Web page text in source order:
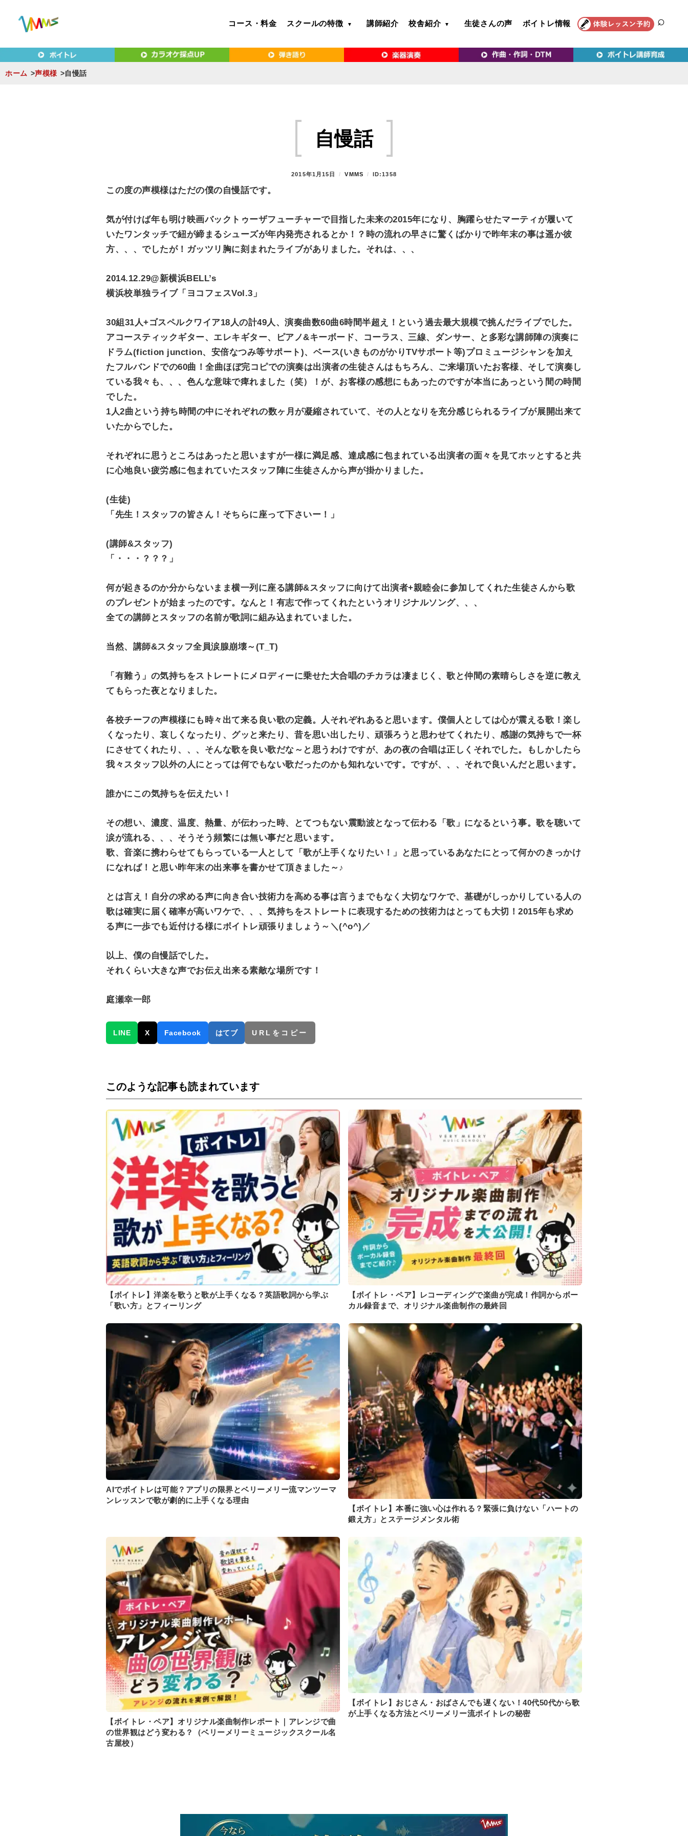
東京（新宿・八王子）・横浜・名古屋・京都で「本気」になれるボイトレ教室｜VERY MERRY
MUSIC SCHOOL（ベリーメリー）
東京（新宿・八王子）・横浜・名古屋・京都で「本気」になれるボイトレ教室｜VERY MERRY MUSIC SCHOOL（ベリーメリー）
コース・料金 スクールの特徴 講師紹介 校舎紹介 生徒さんの声 ボイトレ情報
ホーム 声模様 自慢話
自慢話
P
D
O
2015年1月15日
B
VMMS ID:1358
この度の声模様はただの僕の自慢話です。
気が付けば年も明け映画バックトゥーザフューチャーで目指した未来の2015年になり、胸躍らせたマーティが履いて
いたワンタッチで紐が締まるシューズが年内発売されるとか！？時の流れの早さに驚くばかりで昨年末の事は遥か彼
方、、、でしたが！ガッツリ胸に刻まれたライブがありました。それは、、、
2014.12.29@新横浜BELL’s
横浜校単独ライブ「ヨコフェスVol.3」
30組31人+ゴスペルクワイア18人の計49人、演奏曲数60曲6時間半超え！という過去最大規模で挑んだライブでした。
アコースティックギター、エレキギター、ピアノ&キーボード、コーラス、三線、ダンサー、と多彩な講師陣の演奏に
ドラム(fiction junction、安倍なつみ等サポート)、ベース(いきものがかりTVサポート等)プロミュージシャンを加え
たフルバンドでの60曲！全曲ほぼ完コピでの演奏は出演者の生徒さんはもちろん、ご来場頂いたお客様、そして演奏し
ている我々も、、、色んな意味で痺れました（笑）！が、お客様の感想にもあったのですが本当にあっという間の時間
でした。
1人2曲という持ち時間の中にそれぞれの数ヶ月が凝縮されていて、その人となりを充分感じられるライブが展開出来て
いたからでした。
それぞれに思うところはあったと思いますが一様に満足感、達成感に包まれている出演者の面々を見てホッとすると共
に心地良い疲労感に包まれていたスタッフ陣に生徒さんから声が掛かりました。
(生徒)
「先生！スタッフの皆さん！そちらに座って下さいー！」
(講師&スタッフ)
「・・・？？？」
何が起きるのか分からないまま横一列に座る講師&スタッフに向けて出演者+親睦会に参加してくれた生徒さんから歌
のプレゼントが始まったのです。なんと！有志で作ってくれたというオリジナルソング、、、
全ての講師とスタッフの名前が歌詞に組み込まれていました。
当然、講師&スタッフ全員涙腺崩壊～(T_T)
「有難う」の気持ちをストレートにメロディーに乗せた大合唱のチカラは凄まじく、歌と仲間の素晴らしさを逆に教え
てもらった夜となりました。
各校チーフの声模様にも時々出て来る良い歌の定義。人それぞれあると思います。僕個人としては心が震える歌！楽し
くなったり、哀しくなったり、グッと来たり、昔を思い出したり、頑張ろうと思わせてくれたり、感謝の気持ちで一杯
にさせてくれたり、、、そんな歌を良い歌だな～と思うわけですが、あの夜の合唱は正しくそれでした。もしかしたら
我々スタッフ以外の人にとっては何でもない歌だったのかも知れないです。ですが、、、それで良いんだと思います。
誰かにこの気持ちを伝えたい！
その想い、濃度、温度、熱量、が伝わった時、とてつもない震動波となって伝わる「歌」になるという事。歌を聴いて
涙が流れる、、、そうそう頻繁には無い事だと思います。
歌、音楽に携わらせてもらっている一人として「歌が上手くなりたい！」と思っているあなたにとって何かのきっかけ
になれば！と思い昨年末の出来事を書かせて頂きました～♪
とは言え！自分の求める声に向き合い技術力を高める事は言うまでもなく大切なワケで、基礎がしっかりしている人の
歌は確実に届く確率が高いワケで、、、気持ちをストレートに表現するための技術力はとっても大切！2015年も求め
る声に一歩でも近付ける様にボイトレ頑張りましょう～＼(^o^)／
以上、僕の自慢話でした。
それくらい大きな声でお伝え出来る素敵な場所です！
庭瀬幸一郎
LINE X Facebook はてブ URLをコピー
このような記事も読まれています
【ボイトレ】洋楽を歌うと歌が上手くなる？英語歌詞から学ぶ
「歌い方」とフィーリング
【ボイトレ・ペア】レコーディングで楽曲が完成！作詞からボー
カル録音まで、オリジナル楽曲制作の最終回
AIでボイトレは可能？アプリの限界とベリーメリー流マンツーマ
ンレッスンで歌が劇的に上手くなる理由
【ボイトレ】本番に強い心は作れる？緊張に負けない「ハートの
鍛え方」とステージメンタル術
【ボイトレ・ペア】オリジナル楽曲制作レポート｜アレンジで曲
の世界観はどう変わる？（ベリーメリーミュージックスクール名
古屋校）
【ボイトレ】おじさん・おばさんでも遅くない！40代50代から歌
が上手くなる方法とベリーメリー流ボイトレの秘密